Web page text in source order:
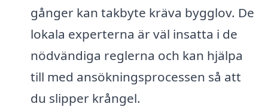
gånger kan takbyte kräva bygglov. De
lokala experterna är väl insatta i de
nödvändiga reglerna och kan hjälpa
till med ansökningsprocessen så att
du slipper krångel.